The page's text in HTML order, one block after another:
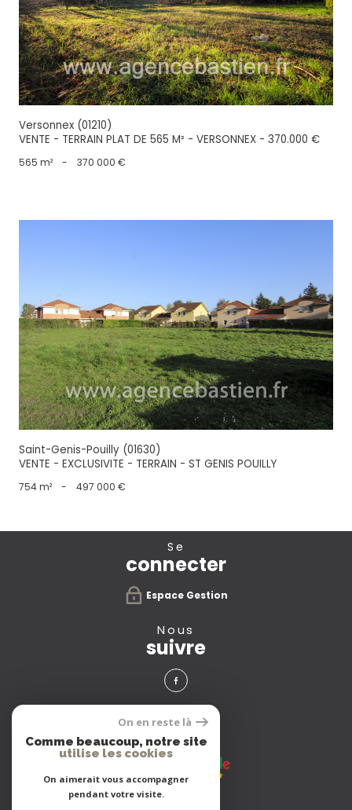
voir le bien
Versonnex (01210)
VENTE - TERRAIN PLAT DE 565 M² - VERSONNEX - 370.000 €
565 m² - 370 000 €
voir le bien
Saint-Genis-Pouilly (01630)
VENTE - EXCLUSIVITE - TERRAIN - ST GENIS POUILLY
754 m² - 497 000 €
se
connecter
Espace Gestion
nous
suivre
avis
clients
On en reste là
Comme beaucoup, notre site
utilise les cookies
On aimerait vous accompagner
pendant votre visite.